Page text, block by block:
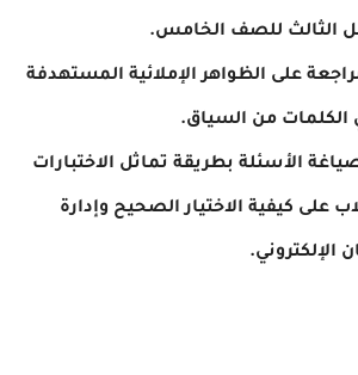
للصف الخامس.
الظواهر الإملائية المستهدفة
من السياق.
بطريقة تماثل الاختبارات
الاختيار الصحيح وإدارة